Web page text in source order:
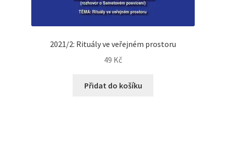
2021/2: Rituály ve veřejném prostoru
49 Kč
Přidat do košíku